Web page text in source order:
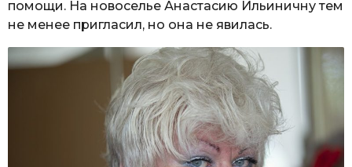
помощи. На новоселье Анастасию Ильиничну тем
не менее пригласил, но она не явилась.